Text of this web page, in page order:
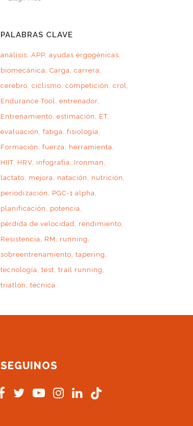
PALABRAS CLAVE
análisis APP ayudas ergogénicas
biomecánica Carga carrera
cerebro ciclismo competición
crol
Endurance Tool entrenador
Entrenamiento estimación
ET
evaluación
fatiga fisiología
Formación
fuerza
herramienta
HIIT HRV infografía
Ironman
lactato
mejora natación
nutrición
periodización
PGC-1 alpha
planificación
potencia
pérdida de velocidad
rendimiento
Resistencia
RM
running
sobreentrenamiento tapering
tecnología test trail running
triatlon
técnica
SEGUINOS